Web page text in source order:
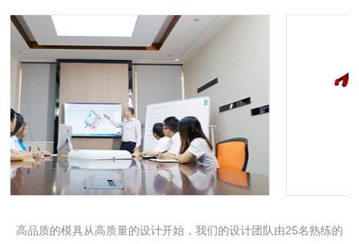
高品质的模具从高质量的设计开始，我们的设计团队由25名熟练的